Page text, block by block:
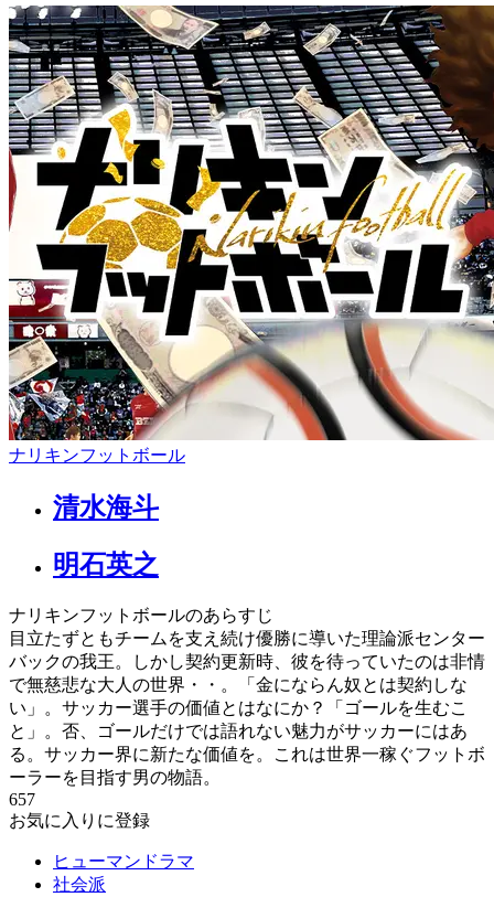
ナリキンフットボール
清水海斗
明石英之
ナリキンフットボールのあらすじ
目立たずともチームを支え続け優勝に導いた理論派センター
バックの我王。しかし契約更新時、彼を待っていたのは非情
で無慈悲な大人の世界・・。「金にならん奴とは契約しな
い」。サッカー選手の価値とはなにか？「ゴールを生むこ
と」。否、ゴールだけでは語れない魅力がサッカーにはあ
る。サッカー界に新たな価値を。これは世界一稼ぐフットボ
ーラーを目指す男の物語。
657
お気に入りに登録
ヒューマンドラマ
社会派